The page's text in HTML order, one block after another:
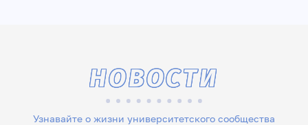
Узнавайте о жизни университетского сообщества
НОВОСТИ